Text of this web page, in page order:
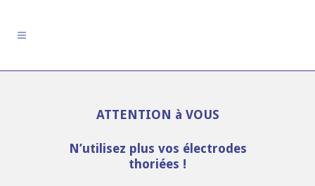
ATTENTION à VOUS
N’utilisez plus vos électrodes
thoriées !